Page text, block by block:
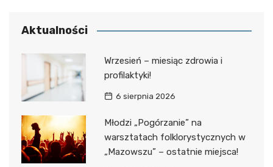
Aktualności
Wrzesień – miesiąc zdrowia i
profilaktyki!
6 sierpnia 2026
Młodzi „Pogórzanie” na
warsztatach folklorystycznych w
„Mazowszu” – ostatnie miejsca!